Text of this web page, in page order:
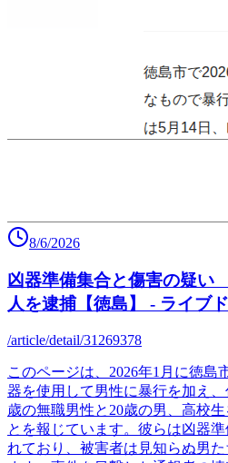
8/6/2026
凶器準備集合と傷害の疑い
人を逮捕【徳島】 - ライブ
/article/detail/31269378
このページは、2026年1月に徳島
器を使用して男性に暴行を加え
歳の無職男性と20歳の男、高校
とを報じています。彼らは凶器
れており、被害者は見知らぬ男